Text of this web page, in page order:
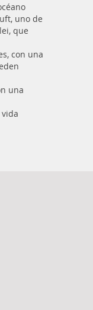
uno de
que
con una
una